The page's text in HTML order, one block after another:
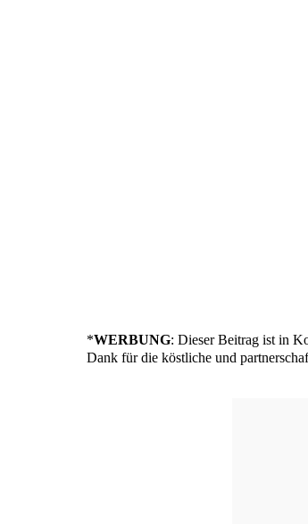
*WERBUNG: Die­ser Bei­trag ist in
Dank für die köst­li­che und